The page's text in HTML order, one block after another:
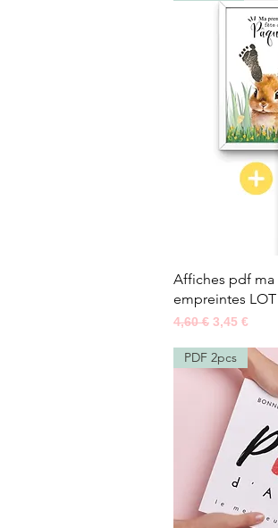
Affiches pdf
empreintes LOT
Prix original
4,60 € Prix
3,45 €
PDF 2pcs